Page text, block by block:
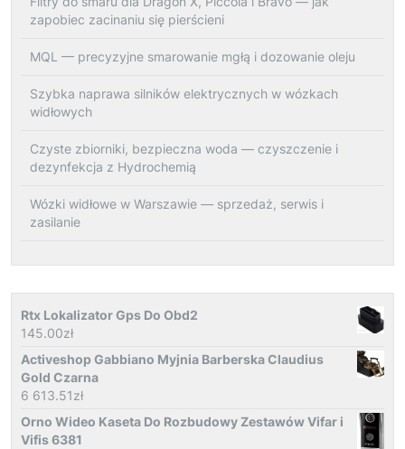
zapobiec zacinaniu się pierścieni
MQL — precyzyjne smarowanie mgłą i dozowanie oleju
Szybka naprawa silników elektrycznych w wózkach
widłowych
Czyste zbiorniki, bezpieczna woda — czyszczenie i
dezynfekcja z Hydrochemią
Wózki widłowe w Warszawie — sprzedaż, serwis i
zasilanie
Rtx Lokalizator Gps Do Obd2
145.00zł
Activeshop Gabbiano Myjnia Barberska Claudius
Gold Czarna
6 613.51zł
Orno Wideo Kaseta Do Rozbudowy Zestawów Vifar i
Vifis 6381